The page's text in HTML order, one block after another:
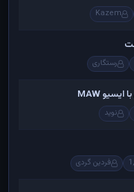
Kazem
رستگاری
نوید
فردین گردی